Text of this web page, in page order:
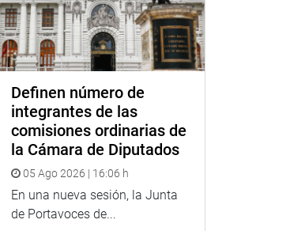
Definen número de
integrantes de las
comisiones ordinarias de
la Cámara de Diputados
05 Ago 2026 | 16:06 h
En una nueva sesión, la Junta
de Portavoces de...